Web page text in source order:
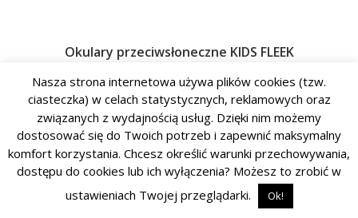
Okulary przeciwsłoneczne KIDS FLEEK
FW2024 / 3B64824 / H814
Rozm. U
Nasza strona internetowa używa plików cookies (tzw.
ciasteczka) w celach statystycznych, reklamowych oraz
związanych z wydajnością usług. Dzięki nim możemy
dostosować się do Twoich potrzeb i zapewnić maksymalny
komfort korzystania. Chcesz określić warunki przechowywania,
dostępu do cookies lub ich wyłączenia? Możesz to zrobić w
ustawieniach Twojej przeglądarki.
Ok!